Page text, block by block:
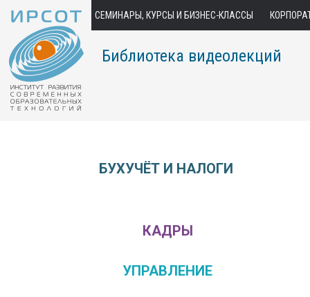
СЕМИНАРЫ, КУРСЫ И БИЗНЕС-КЛАССЫ
Библиотека видеолекций
БУХУЧЁТ И НАЛОГИ
КАДРЫ
УПРАВЛЕНИЕ